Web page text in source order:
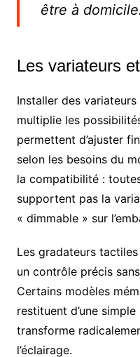
être à
Les variateurs
Installer des
multiplie les
permettent d’ajuster
selon les besoins du
la compatibilité :
supportent pas la
« dimmable » sur
Les gradateurs
un contrôle précis
Certains modèles
restituent d’une
transforme
l’éclairage.